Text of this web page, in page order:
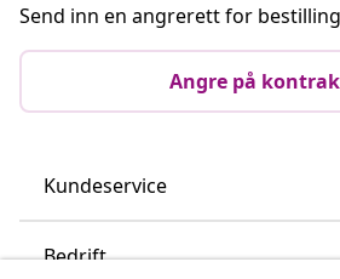
Send inn en angrerett for
Angre på
Kundeservice
Bedrift